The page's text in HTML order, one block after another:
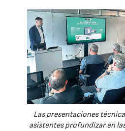
Las presentaciones
asistentes profundizar en